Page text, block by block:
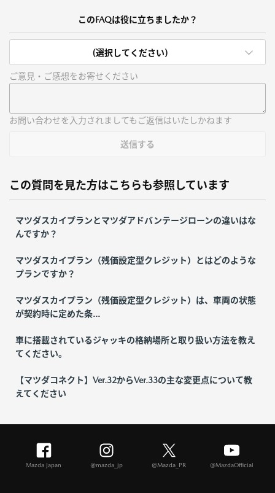
このFAQは役に立ちましたか？
(選択してください)
ご意見・ご感想をお寄せください
お問い合わせを入力されましてもご返信はいたしかねます
送信する
この質問を見た方はこちらも参照しています
マツダスカイプランとマツダアドバンテージローンの違いはな
んですか？
マツダスカイプラン（残価設定型クレジット）とはどのような
プランですか？
マツダスカイプラン（残価設定型クレジット）は、車両の状態
が契約時に定めた条...
車に搭載されているジャッキの格納場所と取り扱い方法を教え
てください。
【マツダコネクト】Ver.32からVer.33の主な変更点について教
えてください
Mazda Japan @mazda_jp @Mazda_PR @MazdaOfficial